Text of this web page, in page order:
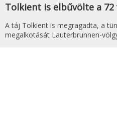
Tolkient is elbűvölte a 72
A táj Tolkient is megragadta, a
megalkotását Lauterbrunnen-